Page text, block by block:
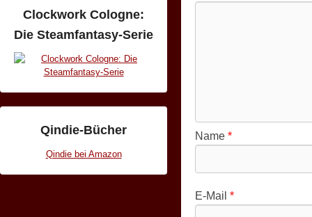
Name *
E-Mail *
Clockwork Cologne:
Die Steamfantasy-Serie
Qindie-Bücher
Qindie bei Amazon